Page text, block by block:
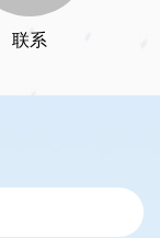
联系